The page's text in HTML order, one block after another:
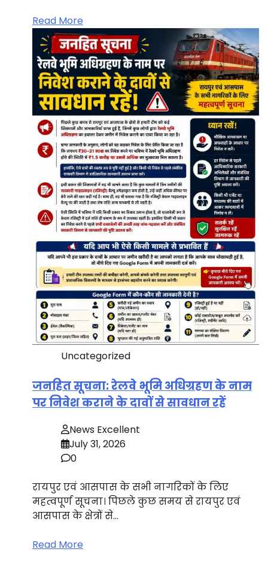
Read More
Uncategorized
जनहित सूचना: रेलवे भूमि अधिग्रहण के नाम
पर निवेश कराने के दावों से सावधान रहें
News Excellent
July 31, 2026
0
रायपुर एवं आसपास के सभी नागरिकों के लिए
महत्वपूर्ण सूचना। पिछले कुछ समय से रायपुर एवं
आसपास के क्षेत्रों से…
Read More